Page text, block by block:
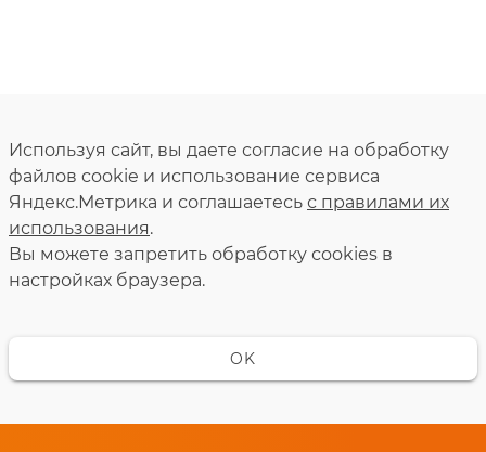
Используя сайт, вы даете согласие на обработку
файлов cookie и использование сервиса
Яндекс.Метрика и соглашаетесь с правилами их
использования.
Вы можете запретить обработку сookies в
настройках браузера.
OK